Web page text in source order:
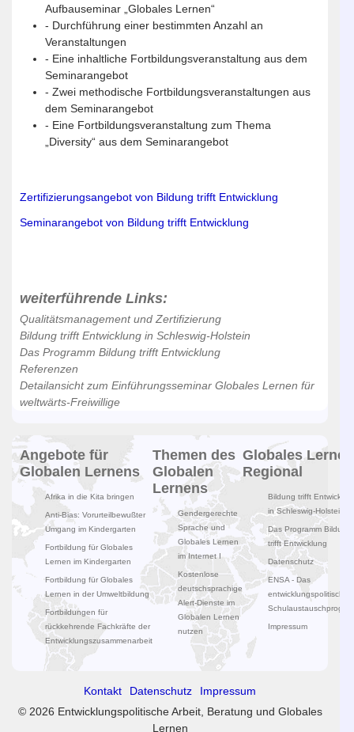
Aufbauseminar „Globales Lernen“
- Durchführung einer bestimmten Anzahl an
Veranstaltungen
- Eine inhaltliche Fortbildungsveranstaltung aus dem
Seminarangebot
- Zwei methodische Fortbildungsveranstaltungen aus
dem Seminarangebot
- Eine Fortbildungsveranstaltung zum Thema
„Diversity“ aus dem Seminarangebot
Zertifizierungsangebot von Bildung trifft Entwicklung
Seminarangebot von Bildung trifft Entwicklung
weiterführende Links:
Qualitätsmanagement und Zertifizierung
Bildung trifft Entwicklung in Schleswig-Holstein
Das Programm Bildung trifft Entwicklung
Referenzen
Detailansicht zum Einführungsseminar Globales Lernen für
weltwärts-Freiwillige
Angebote für
Globalen Lernens
Afrika in die Kita bringen
Anti-Bias: Vorurteilbewußter
Umgang im Kindergarten
Fortbildung für Globales
Lernen im Kindergarten
Fortbildung für Globales
Lernen in der Umweltbildung
Fortbildungen für
rückkehrende Fachkräfte der
Entwicklungszusammenarbeit
Themen des
Globalen
Lernens
Gendergerechte
Sprache und
Globales Lernen
im Internet I
Kostenlose
deutschsprachige
Alert-Dienste im
Globalen Lernen
nutzen
Globales Lernen
Regional
Bildung trifft
in Schleswig-Holstein
Das Programm Bildung
trifft Entwicklung
Datenschutz
ENSA - Das
entwicklungspolitische
Impressum
Kontakt Datenschutz
Impressum
© 2026 Entwicklungspolitische Arbeit, Beratung und Globales
Lernen